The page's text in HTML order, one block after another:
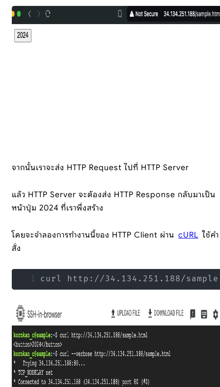
จากนั้นเราจะส่ง HTTP Request ไปที่ HTTP Server
แล้ว HTTP Server จะต้องส่ง HTTP Response กลับมาเป็น
หน้าปุ่ม 2024 ที่เราพึ่งสร้าง
โดยจะจำลองการทำงานนี้ของ HTTP Client ผ่าน cURL ใช้คำ
สั่ง
curl http://34.134.251.188/